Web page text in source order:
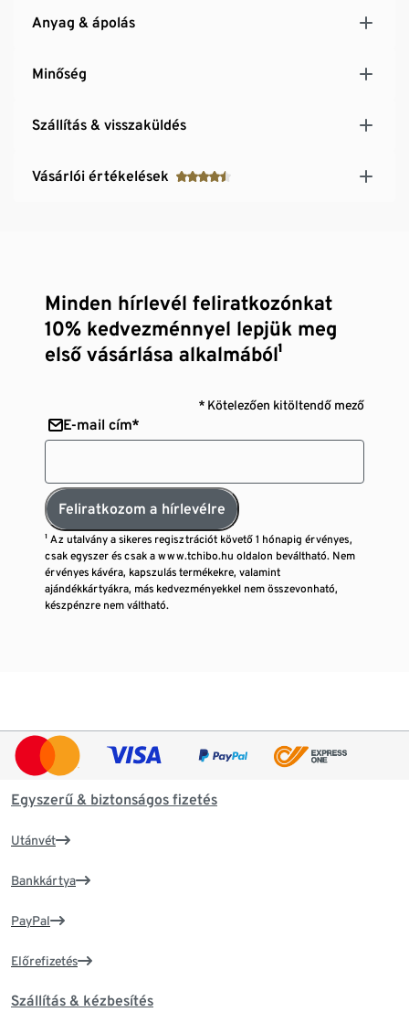
Anyag & ápolás
Minőség
Szállítás & visszaküldés
Vásárlói értékelések
Minden hírlevél feliratkozónkat
10% kedvezménnyel lepjük meg
első vásárlása alkalmából¹
* Kötelezően kitöltendő mező
E-mail cím*
Feliratkozom a hírlevélre
¹ Az utalvány a sikeres regisztrációt követő 1 hónapig érvényes,
csak egyszer és csak a www.tchibo.hu oldalon beváltható. Nem
érvényes kávéra, kapszulás termékekre, valamint
ajándékkártyákra, más kedvezményekkel nem összevonható,
készpénzre nem váltható.
Egyszerű & biztonságos fizetés
Utánvét
Bankkártya
PayPal
Előrefizetés
Szállítás & kézbesítés